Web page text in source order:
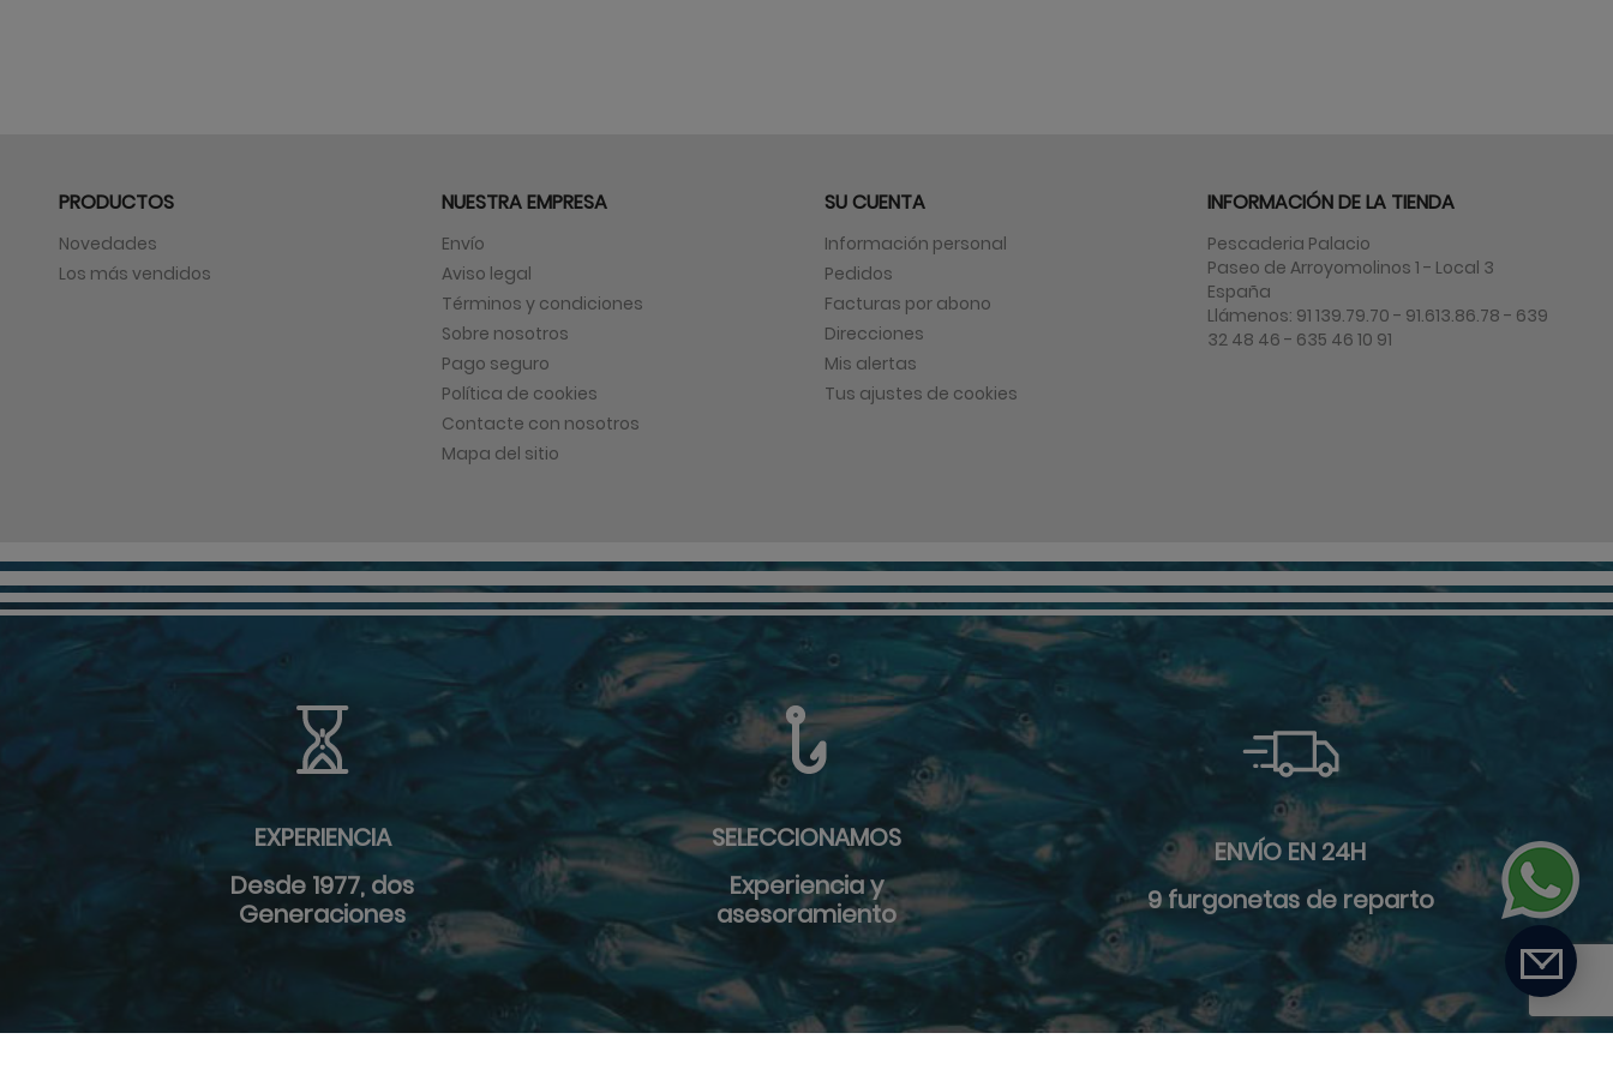
PRODUCTOS
Novedades
Los más vendidos
NUESTRA EMPRESA
Envío
Aviso legal
Términos y condiciones
Sobre nosotros
Pago seguro
Política de cookies
Contacte con nosotros
Mapa del sitio
SU CUENTA
Información personal
Pedidos
Facturas por abono
Direcciones
Mis alertas
Tus ajustes de cookies
INFORMACIÓN DE LA TIENDA
Pescaderia Palacio
Paseo de Arroyomolinos 1 - Local 3
España
Llámenos: 91 139.79.70 - 91.613.86.78 - 639
32 48 46 - 635 46 10 91
EXPERIENCIA
Desde 1977, dos
Generaciones
SELECCIONAMOS
Experiencia y
asesoramiento
ENVÍO EN 24H
9 furgonetas de reparto